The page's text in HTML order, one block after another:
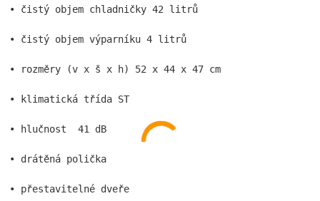
• čistý objem chladničky 42 litrů
• čistý objem výparníku 4 litrů
• rozměry (v x š x h) 52 x 44 x 47 cm
• klimatická třída ST
• hlučnost  41 dB
• drátěná polička
• přestavitelné dveře